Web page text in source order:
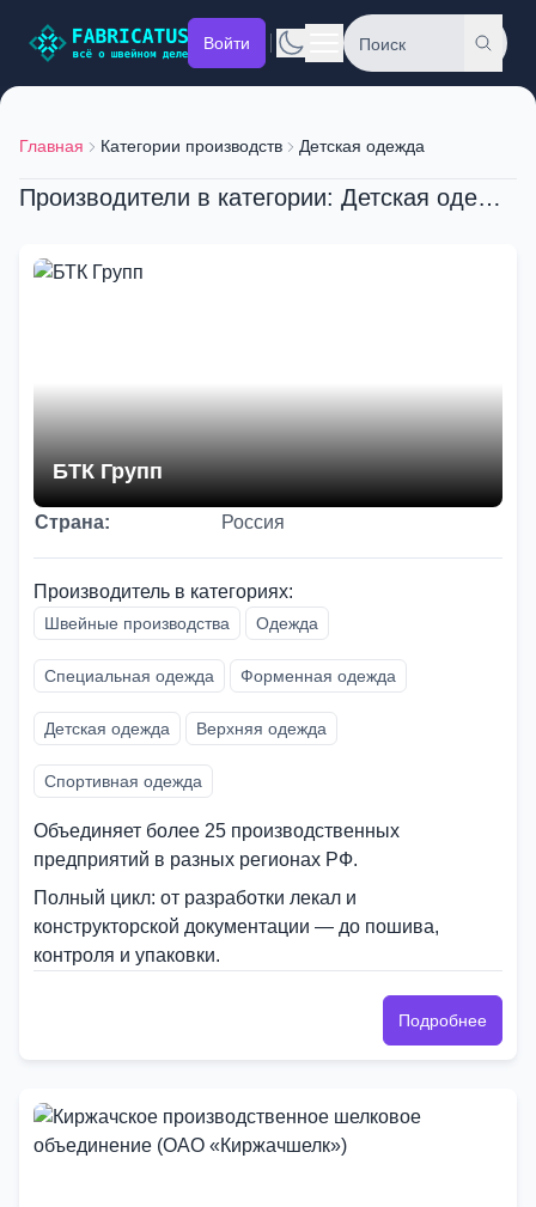
Войти
Главная Категории производств Детская одежда
Производители в категории: Детская одежда
БТК Групп
Страна: Россия
Производитель в категориях:
Швейные производства Одежда
Специальная одежда Форменная одежда
Детская одежда Верхняя одежда
Спортивная одежда
Объединяет более 25 производственных
предприятий в разных регионах РФ.
Полный цикл: от разработки лекал и
конструкторской документации — до пошива,
контроля и упаковки.
Подробнее